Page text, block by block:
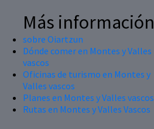
Más información
sobre Oiartzun
Dónde comer en Montes y Valles
vascos
Oficinas de turismo en Montes y
Valles vascos
Planes en Montes y Valles vascos
Rutas en Montes y Valles Vascos